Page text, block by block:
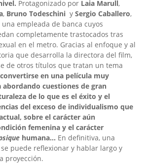
Protagonizado por Laia Marull,
, Bruno Todeschini y Sergio Caballero,
empleada de banca cuyos
completamente trastocados tras
en el metro. Gracias al enfoque y al
que desarrolla la directora del film,
de otros títulos que tratan un tema
en una película muy
abordando cuestiones de gran
de lo que es el éxito y el
del exceso de individualismo que
sobre el carácter aún
femenina y el carácter
humana… En definitiva, una
puede reflexionar y hablar largo y
proyección.